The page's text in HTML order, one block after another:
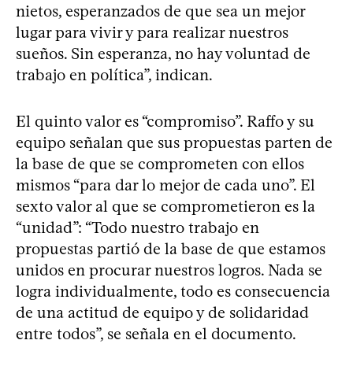
nietos, esperanzados de que sea un mejor
lugar para vivir y para realizar nuestros
sueños. Sin esperanza, no hay voluntad de
trabajo en política”, indican.
El quinto valor es “compromiso”. Raffo y su
equipo señalan que sus propuestas parten de
la base de que se comprometen con ellos
mismos “para dar lo mejor de cada uno”. El
sexto valor al que se comprometieron es la
“unidad”: “Todo nuestro trabajo en
propuestas partió de la base de que estamos
unidos en procurar nuestros logros. Nada se
logra individualmente, todo es consecuencia
de una actitud de equipo y de solidaridad
entre todos”, se señala en el documento.